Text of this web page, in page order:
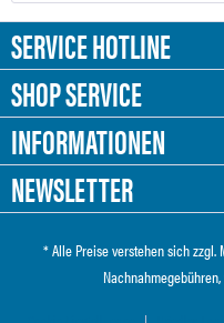
SERVICE HOTLINE
SHOP SERVICE
INFORMATIONEN
NEWSLETTER
* Alle Preise verstehen sich zzgl.